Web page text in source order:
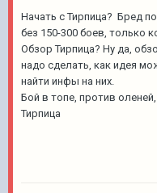
Начать с Тирпица? Бред
без 150-300 боев, только
Обзор Тирпица? Ну да,
надо сделать, как идея
найти инфы на них.
Бой в топе, против
Тирпица